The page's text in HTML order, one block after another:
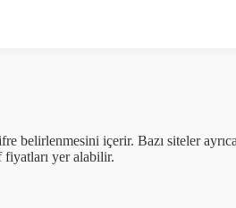
belirlenmesini içerir. Bazı siteler
fiyatları yer alabilir.